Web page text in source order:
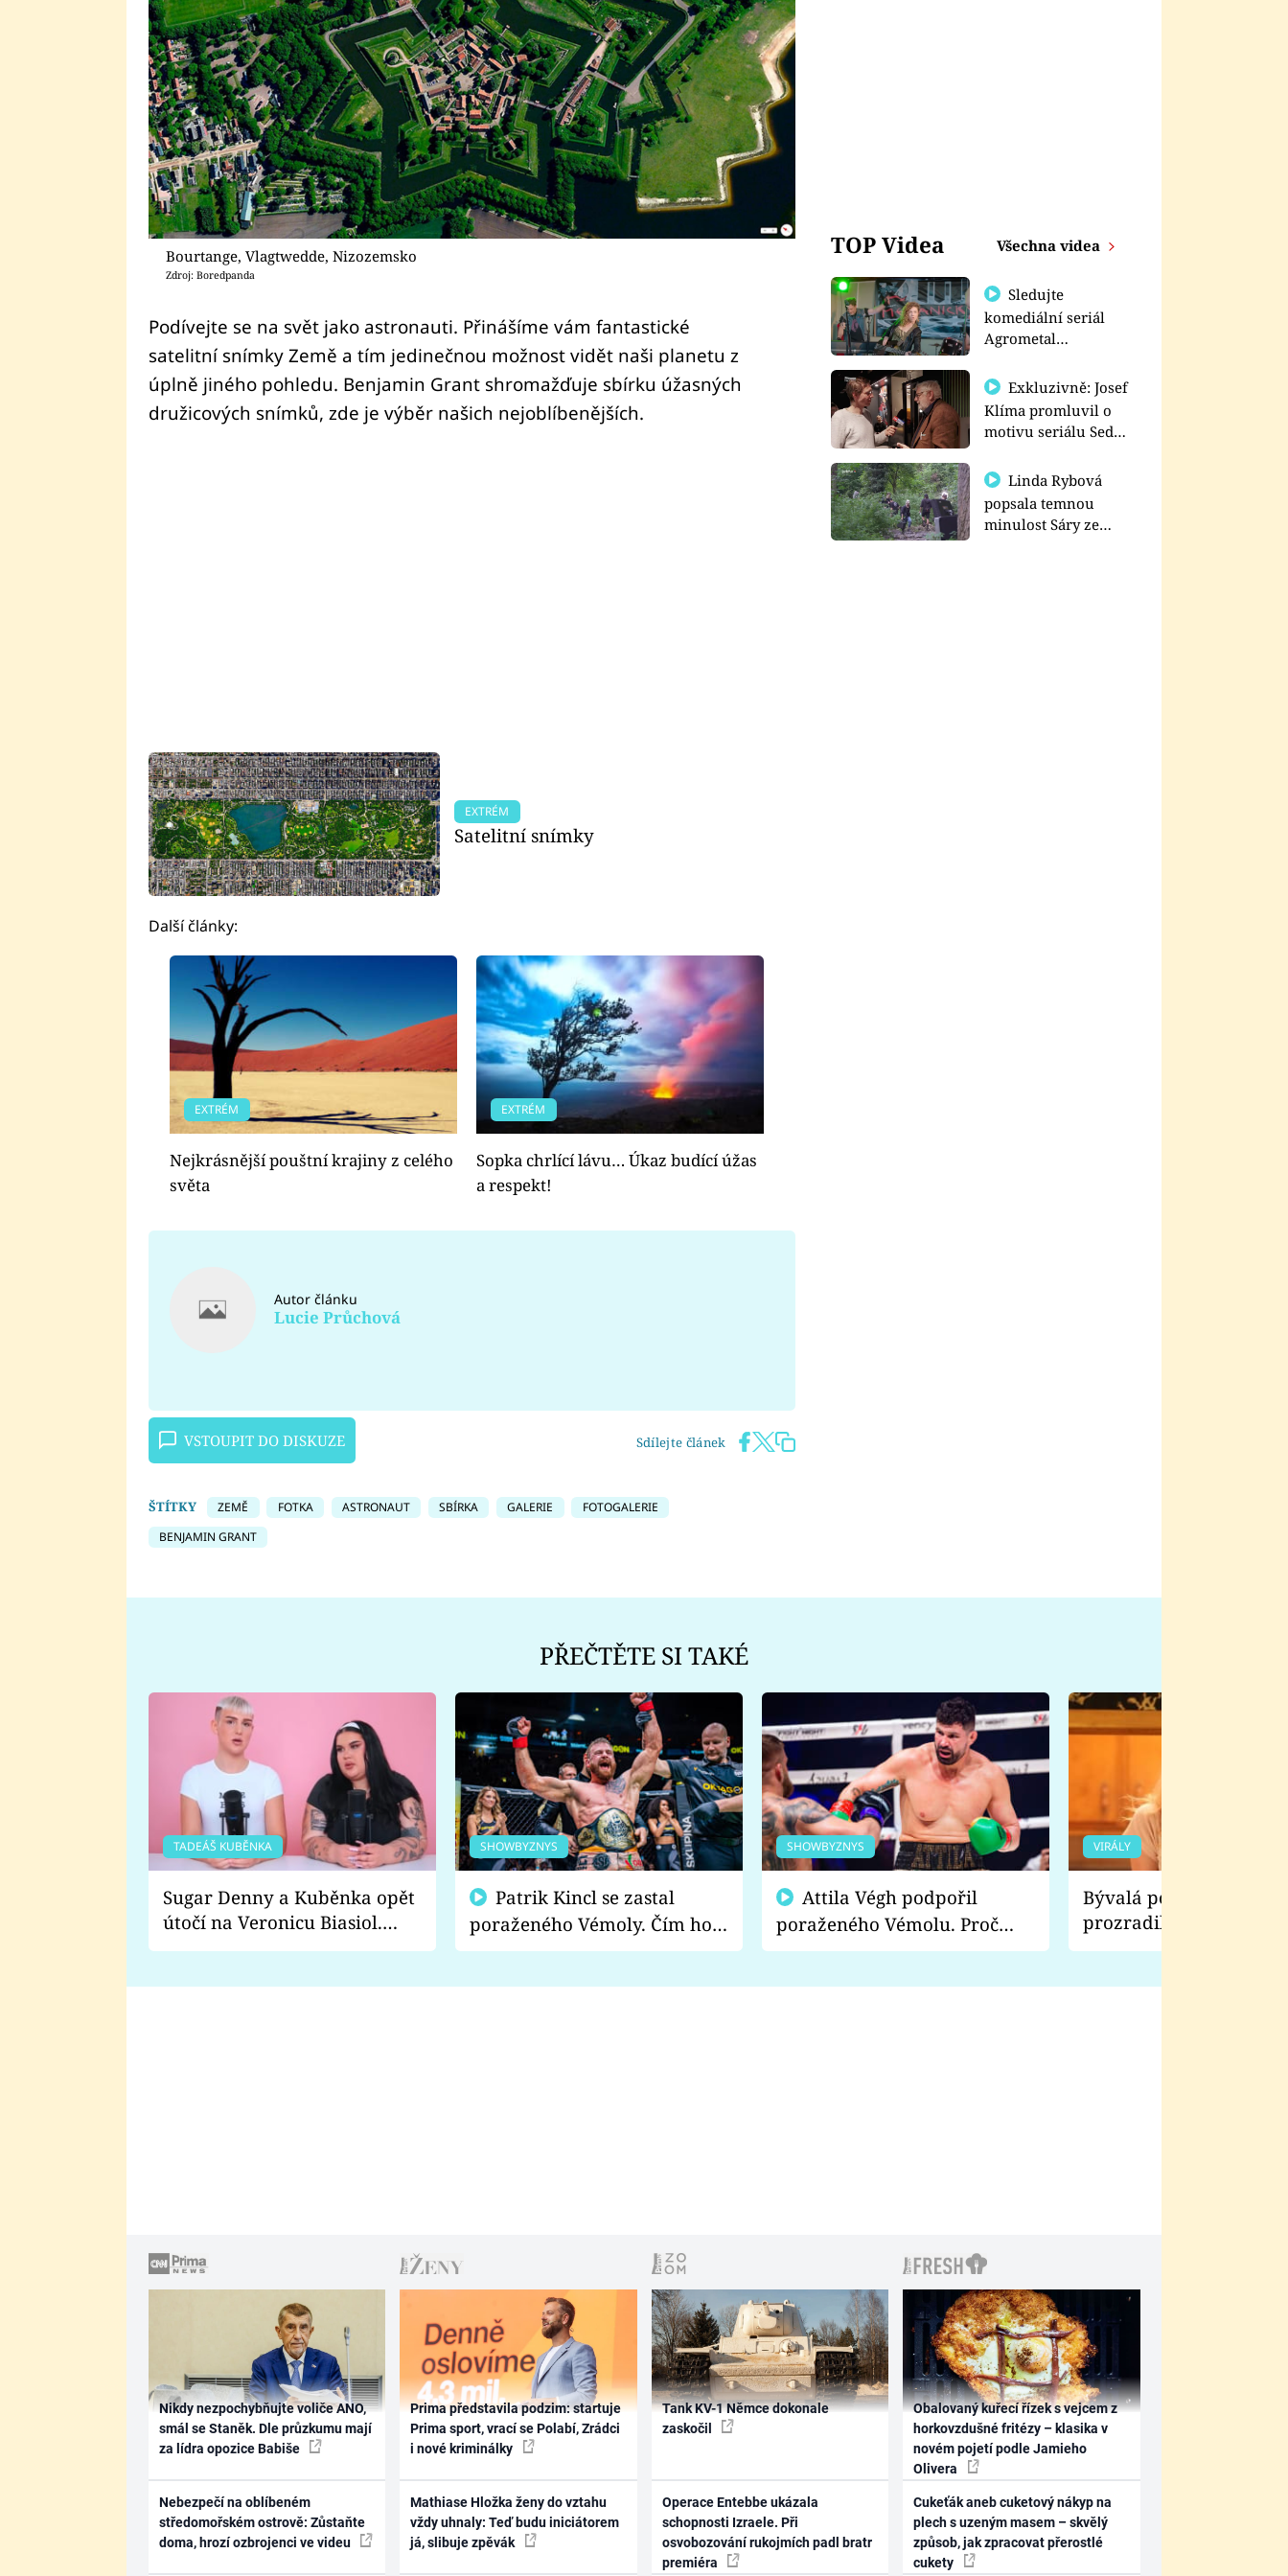
Bourtange, Vlagtwedde, Nizozemsko
Zdroj: Boredpanda
Podívejte se na svět jako astronauti. Přinášíme vám fantastické
satelitní snímky Země a tím jedinečnou možnost vidět naši planetu z
úplně jiného pohledu. Benjamin Grant shromažďuje sbírku úžasných
družicových snímků, zde je výběr našich nejoblíbenějších.
EXTRÉM
Satelitní snímky
Další články:
EXTRÉM
Nejkrásnější pouštní krajiny z celého
světa
EXTRÉM
Sopka chrlící lávu… Úkaz budící úžas
a respekt!
Autor článku
Lucie Průchová
VSTOUPIT DO DISKUZE Sdílejte článek
ŠTÍTKY ZEMĚ FOTKA ASTRONAUT SBÍRKA GALERIE
FOTOGALERIE
BENJAMIN GRANT
TOP Videa Všechna videa
Sledujte
komediální seriál
Agrometal
prima+
Exkluzivně: Josef
Klíma promluvil o
motivu seriálu Sedm
Linda Rybová
popsala temnou
minulost Sáry ze
PŘEČTĚTE SI TAKÉ
TADEÁŠ KUBĚNKA
Sugar Denny a Kuběnka opět
útočí na Veronicu Biasiol.
Proč je podle nich falešná a
SHOWBYZNYS
poraženého Vémoly. Čím ho
fanoušci naštvali?
SHOWBYZNYS
poraženého Vémolu. Proč
chce raději zápasit s ním než
VIRÁLY
Bývalá pornoherečka
prozradila, co ji
natáčení Euforie.
Nikdy nezpochybňujte voliče ANO,
smál se Staněk. Dle průzkumu mají
za lídra opozice Babiše
Nebezpečí na oblíbeném
středomořském ostrově: Zůstaňte
doma, hrozí ozbrojenci ve videu
Prima představila podzim: startuje
Prima sport, vrací se Polabí, Zrádci
i nové kriminálky
Mathiase Hložka ženy do vztahu
vždy uhnaly: Teď budu iniciátorem
já, slibuje zpěvák
Tank KV-1 Němce dokonale
zaskočil
Operace Entebbe ukázala
schopnosti Izraele. Při
osvobozování rukojmích padl bratr
premiéra
Obalovaný kuřecí řízek s vejcem z
horkovzdušné fritézy – klasika v
novém pojetí podle Jamieho
Olivera
Cukeťák aneb cuketový nákyp na
plech s uzeným masem – skvělý
způsob, jak zpracovat přerostlé
cukety